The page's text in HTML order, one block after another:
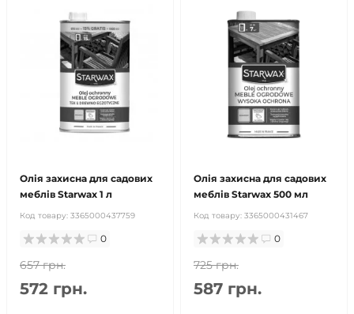
Олія захисна для садових
меблів Starwax 1 л
Код товару: 3365000437759
0
657 грн.
572 грн.
Олія захисна для садових
меблів Starwax 500 мл
Код товару: 3365000431467
0
725 грн.
587 грн.